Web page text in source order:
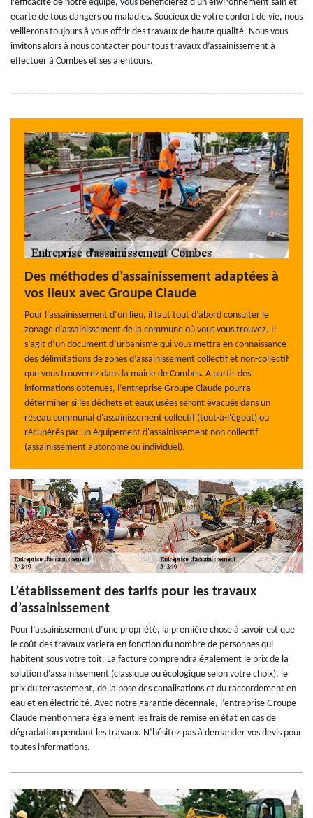
l’efficacité de notre équipe, vous bénéficierez d'un environnement sain et
écarté de tous dangers ou maladies. Soucieux de votre confort de vie, nous
veillerons toujours à vous offrir des travaux de haute qualité. Nous vous
invitons alors à nous contacter pour tous travaux d’assainissement à
effectuer à Combes et ses alentours.
Des méthodes d’assainissement adaptées à
vos lieux avec Groupe Claude
Pour l’assainissement d’un lieu, il faut tout d’abord consulter le
zonage d’assainissement de la commune où vous vous trouvez. Il
s’agit d’un document d’urbanisme qui vous mettra en connaissance
des délimitations de zones d’assainissement collectif et non-collectif
que vous trouverez dans la mairie de Combes. A partir des
informations obtenues, l’entreprise Groupe Claude pourra
déterminer si les déchets et eaux usées seront évacués dans un
réseau communal d'assainissement collectif (tout-à-l'égout) ou
récupérés par un équipement d'assainissement non collectif
(assainissement autonome ou individuel).
L’établissement des tarifs pour les travaux
d’assainissement
Pour l’assainissement d’une propriété, la première chose à savoir est que
le coût des travaux variera en fonction du nombre de personnes qui
habitent sous votre toit. La facture comprendra également le prix de la
solution d'assainissement (classique ou écologique selon votre choix), le
prix du terrassement, de la pose des canalisations et du raccordement en
eau et en électricité. Avec notre garantie décennale, l’entreprise Groupe
Claude mentionnera également les frais de remise en état en cas de
dégradation pendant les travaux. N’hésitez pas à demander vos devis pour
toutes informations.